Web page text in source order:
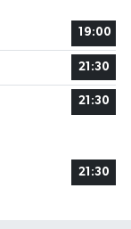
19:00
21:30
21:30
21:30